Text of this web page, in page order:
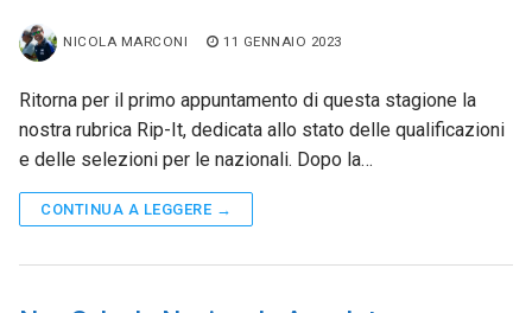
NICOLA MARCONI 11 GENNAIO 2023
Ritorna per il primo appuntamento di questa stagione la
nostra rubrica Rip-It, dedicata allo stato delle qualificazioni
e delle selezioni per le nazionali. Dopo la…
CONTINUA A LEGGERE →